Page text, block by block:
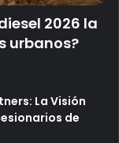
2026 la
urbanos?
La Visión
de